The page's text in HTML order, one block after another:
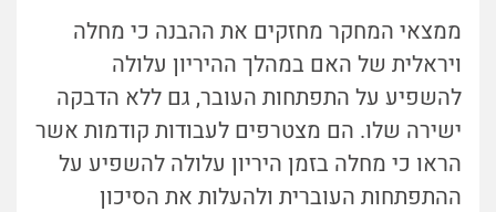
ממצאי המחקר מחזקים את ההבנה כי מחלה
ויראלית של האם במהלך ההיריון עלולה
להשפיע על התפתחות העובר, גם ללא הדבקה
ישירה שלו. הם מצטרפים לעבודות קודמות אשר
הראו כי מחלה בזמן היריון עלולה להשפיע על
ההתפתחות העוברית ולהעלות את הסיכון